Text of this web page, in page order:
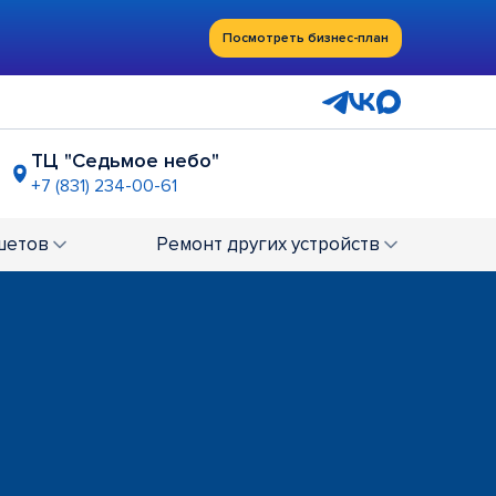
Посмотреть бизнес-план
ТЦ "Седьмое небо"
+7 (831) 234-00-61
41 Ремонт других устройств